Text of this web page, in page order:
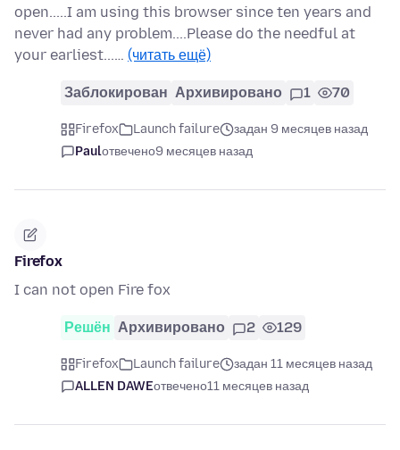
open.....I am using this browser since ten years and
never had any problem....Please do the needful at
your earliest...… (читать ещё)
Заблокирован Архивировано 1 70
Firefox Launch failure
задан 9 месяцев назад
Paulотвечено9 месяцев назад
Firefox
I can not open Fire fox
Решён Архивировано 2 129
Firefox Launch failure
задан 11 месяцев назад
ALLEN DAWEотвечено11 месяцев назад